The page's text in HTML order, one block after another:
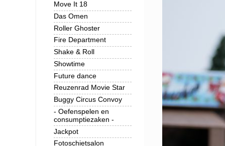
Move It 18
Das Omen
Roller Ghoster
Fire Department
Shake & Roll
Showtime
Future dance
Reuzenrad Movie Star
Buggy Circus Convoy
- Oefenspelen en
consumptiezaken -
Jackpot
Fotoschietsalon